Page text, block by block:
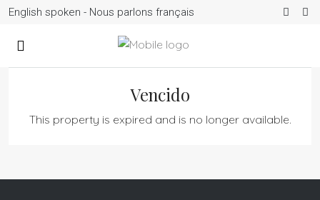
English spoken - Nous parlons français
Vencido
This property is expired and is no longer available.